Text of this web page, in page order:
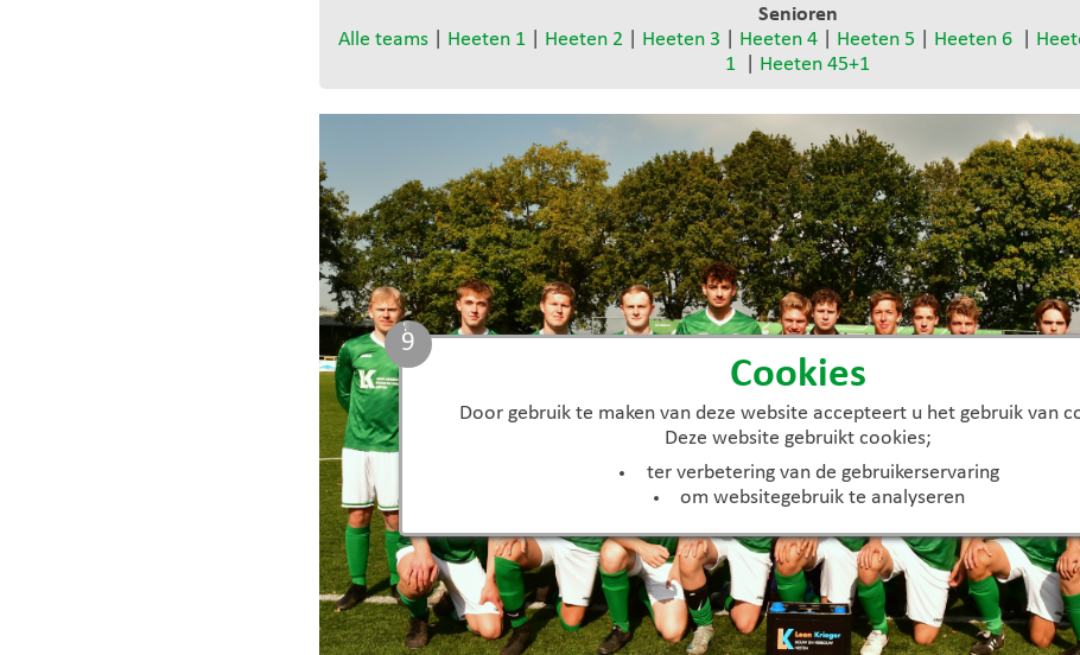
Cookies
Door gebruik te maken van deze website accepteert u het gebruik van
Deze website gebruikt cookies;
ter verbetering van de gebruikerservaring
om websitegebruik te analyseren
8
Senioren
Alle teams| Heeten 1| Heeten 2 Heeten 3 Heeten 4| Heeten 5 Heeten 6|
1
Heeten 45+1